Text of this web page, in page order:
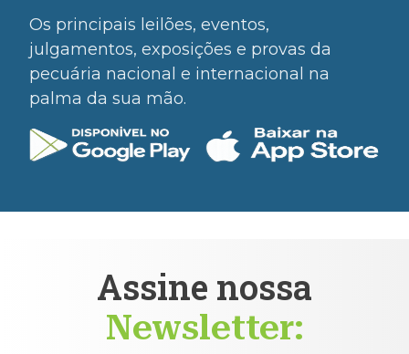
Os principais leilões, eventos,
julgamentos, exposições e provas da
pecuária nacional e internacional na
palma da sua mão.
Assine nossa
Newsletter: